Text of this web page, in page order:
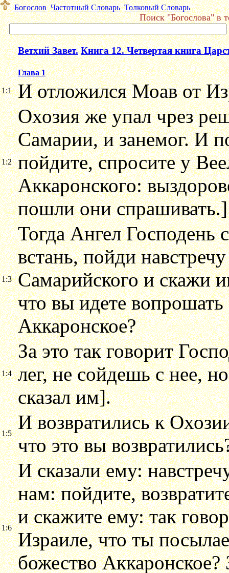
Богослов Частотный Словарь Толковый Словарь
Поиск "Богослова" в
Ветхий Завет. Книга 12. Четвертая книга
Глава 1
1:1 И отложился Моав от
1:2
Охозия же упал чрез
Самарии, и занемог. И
пойдите, спросите у
Аккаронского:
пошли они спрашивать.]
1:3
Тогда Ангел Господень
встань, пойди
Самарийского и скажи
что вы идете вопрошать
Аккаронское?
1:4
За это так говорит
лег, не сойдешь с нее,
сказал им].
1:5
И возвратились к
что это вы
1:6
И сказали ему:
нам: пойдите,
и скажите ему: так
Израиле, что ты
божество